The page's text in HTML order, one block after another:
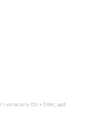
натисніть Ctrl + Enter, щоб